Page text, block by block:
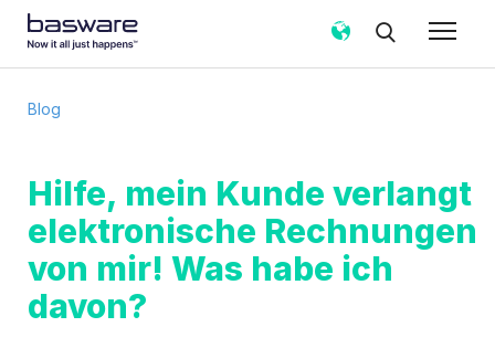
Blog
Hilfe, mein Kunde verlangt
elektronische Rechnungen
von mir! Was habe ich
davon?
Land*
Benachrichtigungshäufigkeit